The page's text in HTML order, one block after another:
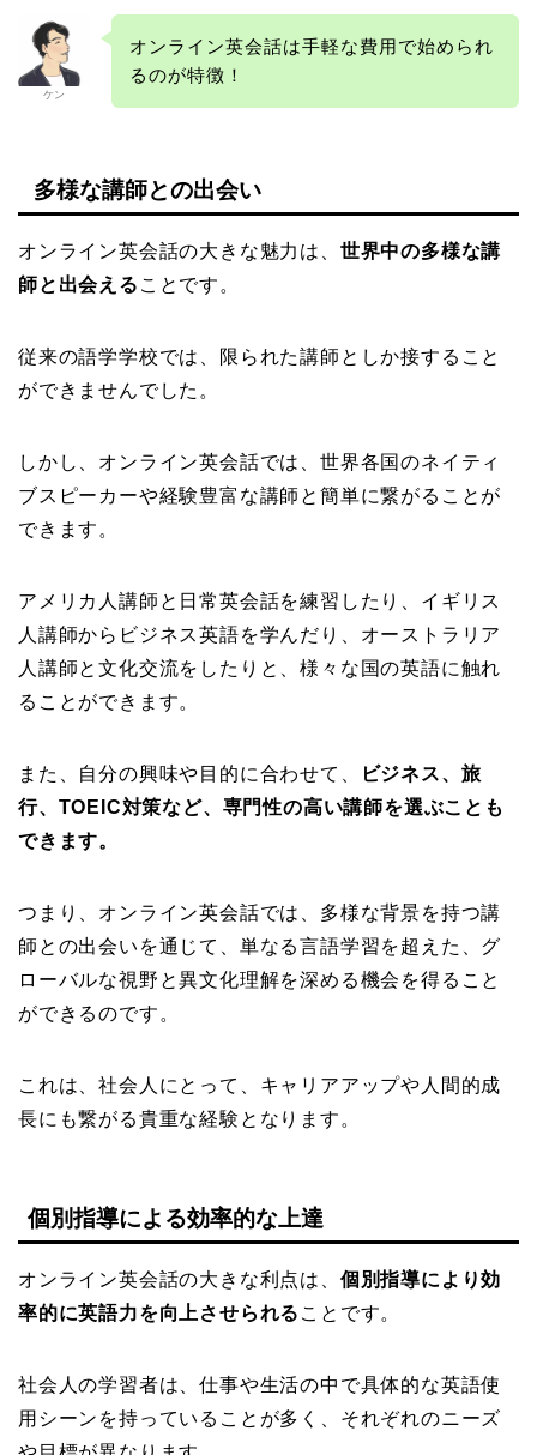
ケン
オンライン英会話は手軽な費用で始められ
るのが特徴！
多様な講師との出会い
オンライン英会話の大きな魅力は、 世界中の多様な講
師と出会える ことです。
従来の語学学校では、限られた講師としか接すること
ができませんでした。
しかし、オンライン英会話では、世界各国のネイティ
ブスピーカーや経験豊富な講師と簡単に繋がることが
できます。
アメリカ人講師と日常英会話を練習したり、イギリス
人講師からビジネス英語を学んだり、オーストラリア
人講師と文化交流をしたりと、様々な国の英語に触れ
ることができます。
また、自分の興味や目的に合わせて、
ビジネス、旅
行、TOEIC対策など、専門性の高い講師を選ぶことも
できます。
つまり、オンライン英会話では、多様な背景を持つ講
師との出会いを通じて、単なる言語学習を超えた、グ
ローバルな視野と異文化理解を深める機会を得ること
ができるのです。
これは、社会人にとって、キャリアアップや人間的成
長にも繋がる貴重な経験となります。
個別指導による効率的な上達
オンライン英会話の大きな利点は、 個別指導により効
率的に英語力を向上させられる ことです。
社会人の学習者は、仕事や生活の中で具体的な英語使
用シーンを持っていることが多く、それぞれのニーズ